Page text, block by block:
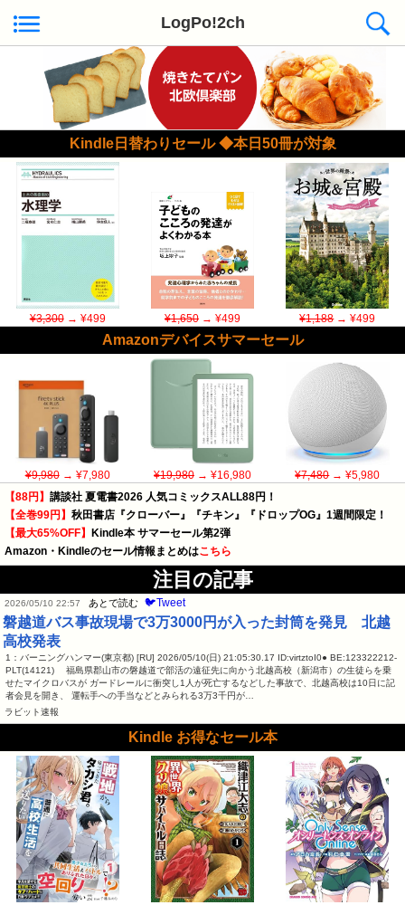
LogPo!2ch
Kindle日替わりセール ◆本日50冊が対象
¥3,300→ ¥499 ¥1,650→ ¥499 ¥1,188→ ¥499
Amazonデバイスサマーセール
¥9,980→ ¥7,980 ¥19,980→ ¥16,980 ¥7,480→ ¥5,980
【88円】 講談社 夏電書2026 人気コミックスALL88円！
【全巻99円】 秋田書店『クローバー』『チキン』『ドロップOG』1週間限定！
【最大65%OFF】
Kindle本 サマーセール第2弾
Amazon・Kindleのセール情報まとめはこちら
注目の記事
2026/05/10 22:57 あとで読む 🐦Tweet
磐越道バス事故現場で3万3000円が入った封筒を発見 北越
高校発表
1：バーニングハンマー(東京都) [RU] 2026/05/10(日) 21:05:30.17 ID:virtztoI0● BE:123322212-
PLT(14121) 福島県郡山市の磐越道で部活の遠征先に向かう北越高校（新潟市）の生徒らを乗
せたマイクロバスが ガードレールに衝突し1人が死亡するなどした事故で、北越高校は10日に記
者会見を開き、 運転手への手当などとみられる3万3千円が…
ラビット速報
Kindle お得なセール本